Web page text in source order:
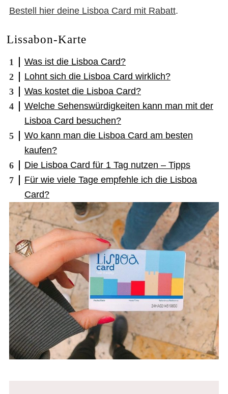
Bestell hier deine Lisboa Card mit Rabatt.
Lissabon-Karte
Was ist die Lisboa Card?
Lohnt sich die Lisboa Card wirklich?
Was kostet die Lisboa Card?
Welche Sehenswürdigkeiten kann man mit der
Lisboa Card besuchen?
Wo kann man die Lisboa Card am besten
kaufen?
Die Lisboa Card für 1 Tag nutzen – Tipps
Für wie viele Tage empfehle ich die Lisboa
Card?